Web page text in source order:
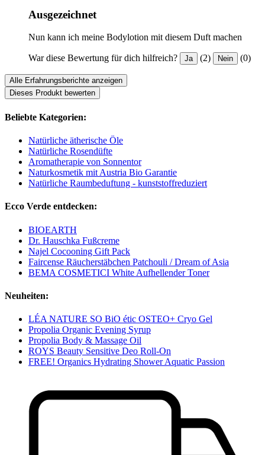
Ausgezeichnet
Nun kann ich meine Bodylotion mit diesem Duft machen
War diese Bewertung für dich hilfreich? Ja (2) Nein (0)
Alle Erfahrungsberichte anzeigen
Dieses Produkt bewerten
Beliebte Kategorien:
Natürliche ätherische Öle
Natürliche Rosendüfte
Aromatherapie von Sonnentor
Naturkosmetik mit Austria Bio Garantie
Natürliche Raumbeduftung - kunststoffreduziert
Ecco Verde entdecken:
BIOEARTH
Dr. Hauschka Fußcreme
Najel Cocooning Gift Pack
Faircense Räucherstäbchen Patchouli / Dream of Asia
BEMA COSMETICI White Aufhellender Toner
Neuheiten:
LÉA NATURE SO BiO étic OSTEO+ Cryo Gel
Propolia Organic Evening Syrup
Propolia Body & Massage Oil
ROYS Beauty Sensitive Deo Roll-On
FREE! Organics Hydrating Shower Aquatic Passion